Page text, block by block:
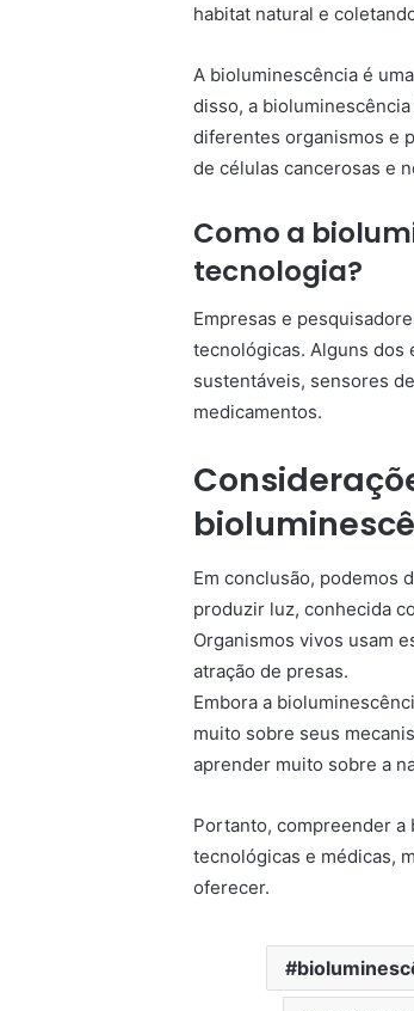
habitat natural e
A bioluminescência é
disso, a
diferentes organismos e
de células cancerosas e
Como a
tecnologia?
Empresas e
tecnológicas. Alguns dos
sustentáveis, sensores
medicamentos.
Em conclusão, podemos
produzir luz, conhecida
Organismos vivos usam
atração de presas.
Embora a
muito sobre seus
aprender muito sobre a
Portanto, compreender a
tecnológicas e médicas,
oferecer.